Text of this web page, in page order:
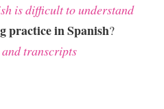
is difficult to understand
practice in Spanish?
transcripts